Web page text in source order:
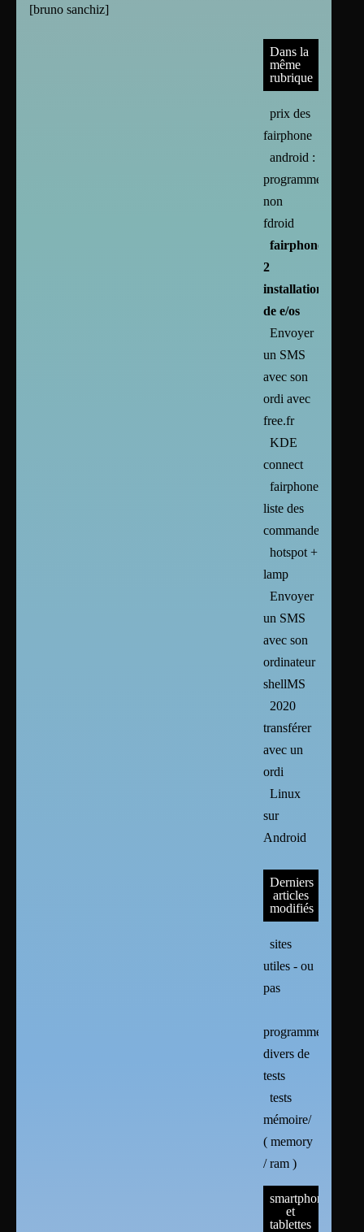
[bruno sanchiz]
Dans la
même
rubrique
prix des
fairphone
android :
programmes
non
fdroid
fairphone
2
installation
de e/os
Envoyer
un SMS
avec son
ordi avec
free.fr
KDE
connect
fairphone2
liste des
commandes
hotspot +
lamp
Envoyer
un SMS
avec son
ordinateur :
shellMS
2020
transférer
avec un
ordi
Linux
sur
Android
Derniers
articles
modifiés
sites
utiles - ou
pas
programmes
divers de
tests
tests
mémoire/
( memory
/ ram )
smartphones
et
tablettes